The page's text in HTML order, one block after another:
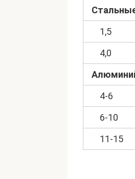
1,5
4,0
4-6
6-10
11-15